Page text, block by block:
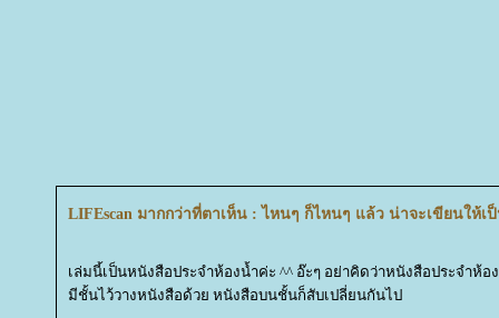
LIFEscan มากกว่าที่ตาเห็น : ไหนๆ ก็ไหนๆ แล้ว น่าจะเขียนให้เ
เล่มนี้เป็นหนังสือประจำห้องน้ำค่ะ ^^ อ๊ะๆ อย่าคิดว่าหนังสือประจำห้
มีชั้นไว้วางหนังสือด้วย หนังสือบนชั้นก็สับเปลี่ยนกันไป